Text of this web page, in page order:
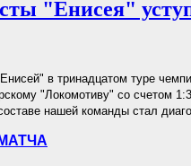
"Енисея"
в тринадцатом туре
"Локомотиву" со счетом
нашей команды стал